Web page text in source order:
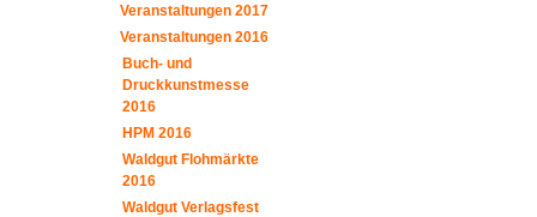
Veranstaltungen 2017
Veranstaltungen 2016
Buch- und
Druckkunstmesse
2016
HPM 2016
Waldgut Flohmärkte
2016
Waldgut Verlagsfest